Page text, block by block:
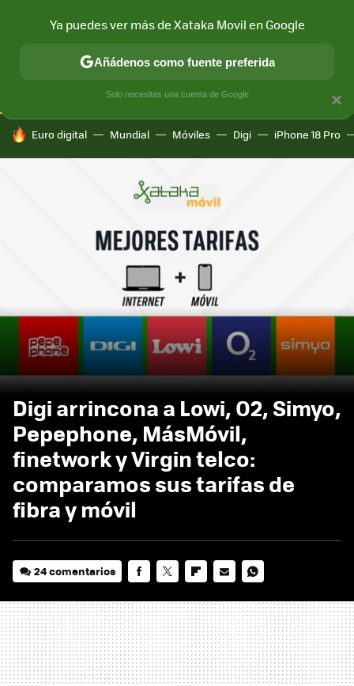
CONECTIVIDAD MÓVIL Y SOCIEDAD APLICACIONES
HOY SE HABLA DE
Euro digital Mundial Móviles Digi iPhone 18 Pro
Digi arrincona a Lowi, O2, Simyo,
Pepephone, MásMóvil,
finetwork y Virgin telco:
comparamos sus tarifas de
fibra y móvil
24 comentarios
MAIL
×
Ya puedes ver más de Xataka Movil en Google
Añádenos como fuente preferida
Solo necesitas una cuenta de Google